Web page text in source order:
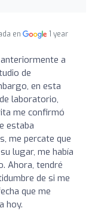
en
1 year
a
de
en esta
laboratorio,
me confirmó
estaba
me percate que
lugar, me había
Ahora, tendré
de si me
que me
hoy.